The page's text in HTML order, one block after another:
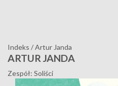
Indeks /Artur Janda
ARTUR JANDA
Zespół: Soliści